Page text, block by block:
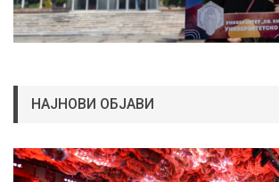
НАЈНОВИ ОБЈАВИ